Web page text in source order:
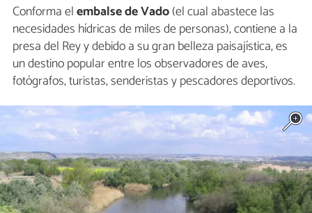
Conforma elembalse de Vado(el cual abastece las
necesidades hídricas de miles de personas), contiene a la
presa del Rey y debido a su gran belleza paisajística, es
un destino popular entre los observadores de aves,
fotógrafos, turistas, senderistas y pescadores deportivos.